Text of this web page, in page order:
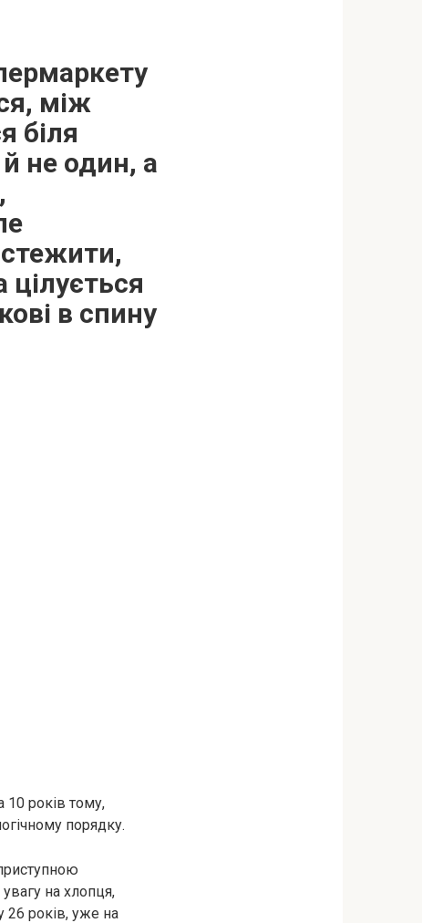
між
біля
не один, а
в спину
10 років тому,
порядку.
на хлопця,
26 років, уже на